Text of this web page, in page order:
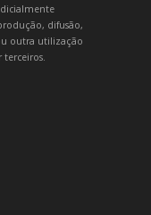
difusão,
outra utilização